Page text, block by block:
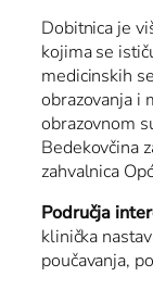
Dobitnica je
kojima se
medicinskih
obrazovanja i
obrazovnom
Bedekovčina
zahvalnica
Područja
klinička
poučavanja,